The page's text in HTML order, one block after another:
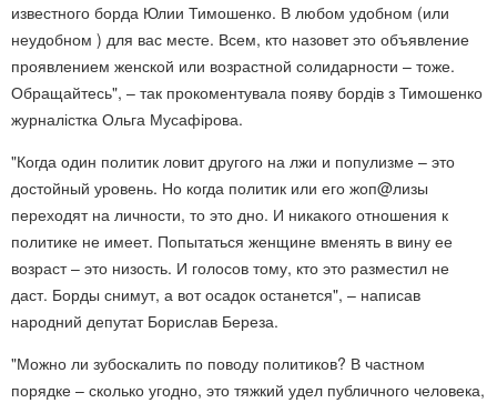
известного борда Юлии Тимошенко. В любом удобном (или
неудобном ) для вас месте. Всем, кто назовет это объявление
проявлением женской или возрастной солидарности – тоже.
Обращайтесь", – так прокоментувала появу бордів з Тимошенко
журналістка Ольга Мусафірова.
"Когда один политик ловит другого на лжи и популизме – это
достойный уровень. Но когда политик или его жоп@лизы
переходят на личности, то это дно. И никакого отношения к
политике не имеет. Попытаться женщине вменять в вину ее
возраст – это низость. И голосов тому, кто это разместил не
даст. Борды снимут, а вот осадок останется", – написав
народний депутат Борислав Береза.
"Можно ли зубоскалить по поводу политиков? В частном
порядке – сколько угодно, это тяжкий удел публичного человека,